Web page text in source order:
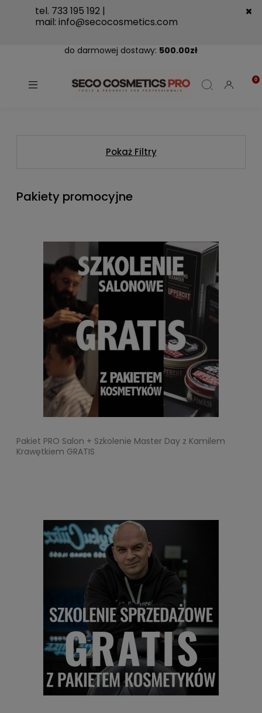
tel. 733 195 192 |
mail: info@secocosmetics.com
do darmowej dostawy: 500.00zł
Pokaż Filtry
Pakiety promocyjne
Pakiet PRO Salon + Szkolenie Master Day z Kamilem
Krawętkiem GRATIS